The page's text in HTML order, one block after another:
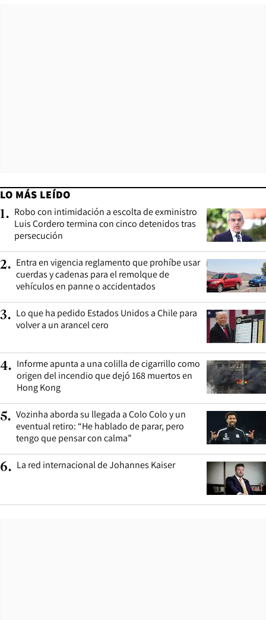
LO MÁS LEÍDO
1. Robo con intimidación a escolta de exministro
Luis Cordero termina con cinco detenidos tras
persecución
2. Entra en vigencia reglamento que prohíbe usar
cuerdas y cadenas para el remolque de
vehículos en panne o accidentados
3. Lo que ha pedido Estados Unidos a Chile para
volver a un arancel cero
4. Informe apunta a una colilla de cigarrillo como
origen del incendio que dejó 168 muertos en
Hong Kong
5. Vozinha aborda su llegada a Colo Colo y un
eventual retiro: “He hablado de parar, pero
tengo que pensar con calma”
6. La red internacional de Johannes Kaiser